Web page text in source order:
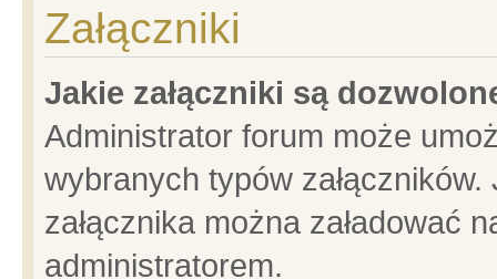
Załączniki
Jakie załączniki są
Administrator forum może
wybranych typów
załącznika można załadować
administratorem.